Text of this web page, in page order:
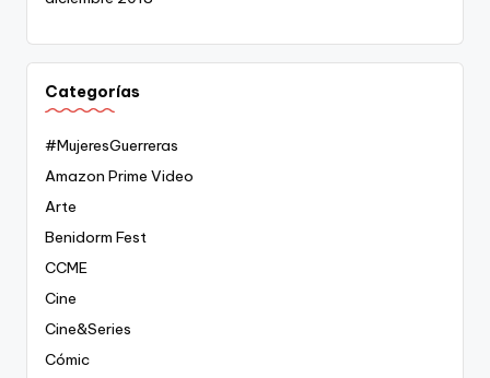
Categorías
#MujeresGuerreras
Amazon Prime Video
Arte
Benidorm Fest
CCME
Cine
Cine&Series
Cómic